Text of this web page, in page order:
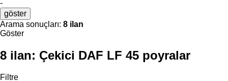
-
göster
Arama sonuçları: 8 ilan
Göster
8 ilan: Çekici DAF LF 45 poyralar
Filtre